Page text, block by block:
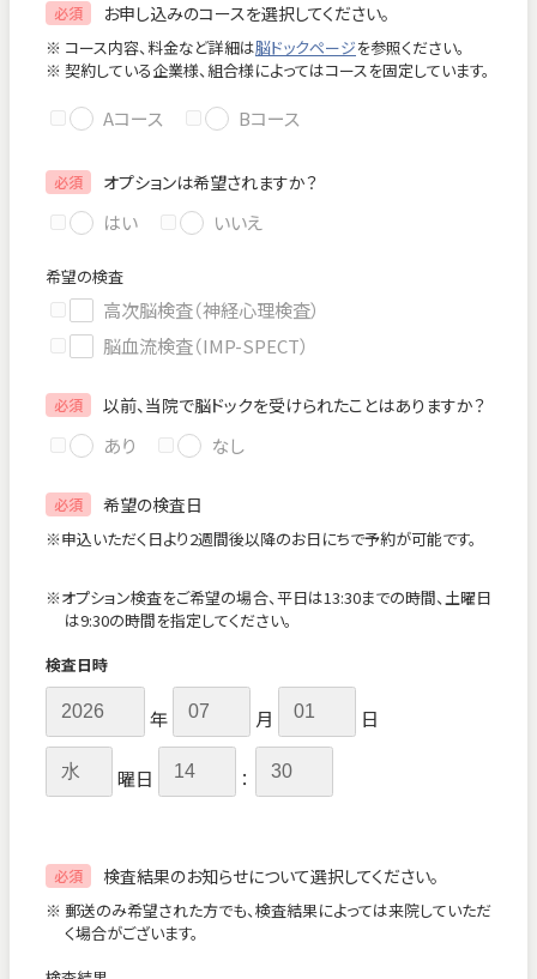
Close
必須 お申し込みのコースを選択してください。
※ コース内容、料金など詳細は脳ドックページを参照ください。
※ 契約している企業様、組合様によってはコースを固定しています。
Aコース Bコース
必須 オプションは希望されますか？
はい いいえ
希望の検査
高次脳検査（神経心理検査）
脳血流検査（IMP-SPECT）
必須 以前、当院で脳ドックを受けられたことはありますか？
あり なし
必須 希望の検査日
※申込いただく日より2週間後以降のお日にちで予約が可能です。
※オプション検査をご希望の場合、平日は13:30までの時間、土曜日
は9:30の時間を指定してください。
検査日時
年 月 日
曜日 ：
必須 検査結果のお知らせについて選択してください。
※ 郵送のみ希望された方でも、検査結果によっては来院していただ
く場合がございます。